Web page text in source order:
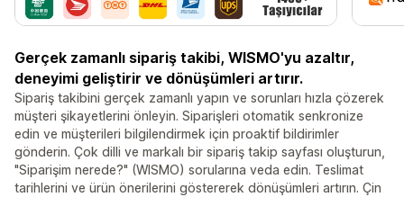
Gerçek zamanlı sipariş takibi, WISMO'yu azaltır,
deneyimi geliştirir ve dönüşümleri artırır.
Sipariş takibini gerçek zamanlı yapın ve sorunları hızla çözerek
müşteri şikayetlerini önleyin. Siparişleri otomatik senkronize
edin ve müşterileri bilgilendirmek için proaktif bildirimler
gönderin. Çok dilli ve markalı bir sipariş takip sayfası oluşturun,
"Siparişim nerede?" (WISMO) sorularına veda edin. Teslimat
tarihlerini ve ürün önerilerini göstererek dönüşümleri artırın. Çin